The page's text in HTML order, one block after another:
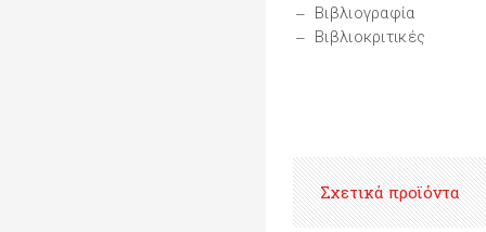
Βιβλιογραφία
Βιβλιοκριτικές
Σχετικά προϊόντα